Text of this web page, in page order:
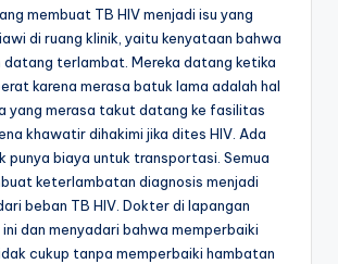
membuat TB HIV menjadi isu yang
di ruang klinik, yaitu kenyataan bahwa
datang terlambat. Mereka datang ketika
karena merasa batuk lama adalah hal
yang merasa takut datang ke fasilitas
khawatir dihakimi jika dites HIV. Ada
punya biaya untuk transportasi. Semua
keterlambatan diagnosis menjadi
beban TB HIV. Dokter di lapangan
ini dan menyadari bahwa memperbaiki
cukup tanpa memperbaiki hambatan